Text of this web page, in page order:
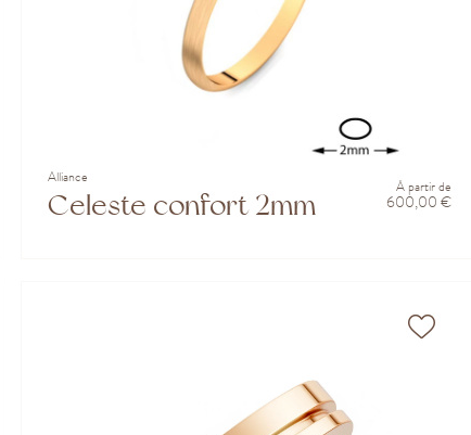
Alliance
Celeste confort 2mm
À partir de
600,00 €